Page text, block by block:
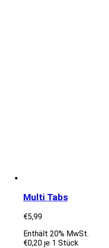
Multi Tabs
€5,99
Enthält 20% MwSt.
€0,20 je 1 Stück